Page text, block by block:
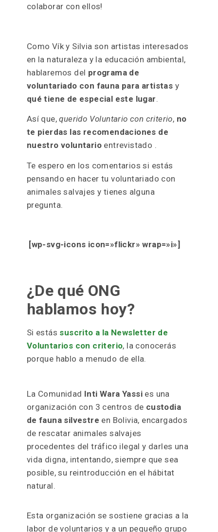
colaborar con ellos!
Como Vík y Silvia son artistas interesados
en la naturaleza y la educación ambiental,
hablaremos del programa de
voluntariado con fauna para artistas y
qué tiene de especial este lugar.
Así que,querido Voluntario con criterio, no
te pierdas las recomendaciones de
nuestro voluntario entrevistado .
Te espero en los comentarios si estás
pensando en hacer tu voluntariado con
animales salvajes y tienes alguna
pregunta.
[wp-svg-icons icon=»flickr» wrap=»i»]
¿De qué ONG
hablamos hoy?
Si estás suscrito a la Newsletter de
Voluntarios con criterio, la conocerás
porque hablo a menudo de ella.
La Comunidad Inti Wara Yassi es una
organización con 3 centros de custodia
de fauna silvestre en Bolivia, encargados
de rescatar animales salvajes
procedentes del tráfico ilegal y darles una
vida digna, intentando, siempre que sea
posible, su reintroducción en el hábitat
natural.
Esta organización se sostiene gracias a la
labor de voluntarios y a un pequeño grupo